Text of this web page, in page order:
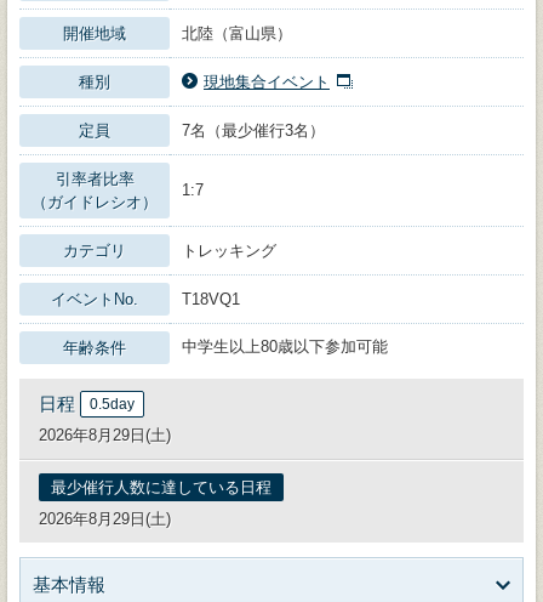
開催地域 北陸（富山県）
種別 現地集合イベント
定員 7名（最少催行3名）
引率者比率
（ガイドレシオ）
1:7
カテゴリ トレッキング
イベントNo. T18VQ1
年齢条件 中学生以上80歳以下参加可能
日程 0.5day
2026年8月29日(土)
最少催行人数に達している日程
2026年8月29日(土)
基本情報